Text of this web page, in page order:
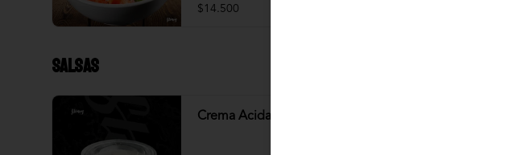
$14.500
Salsas
Crema Acida